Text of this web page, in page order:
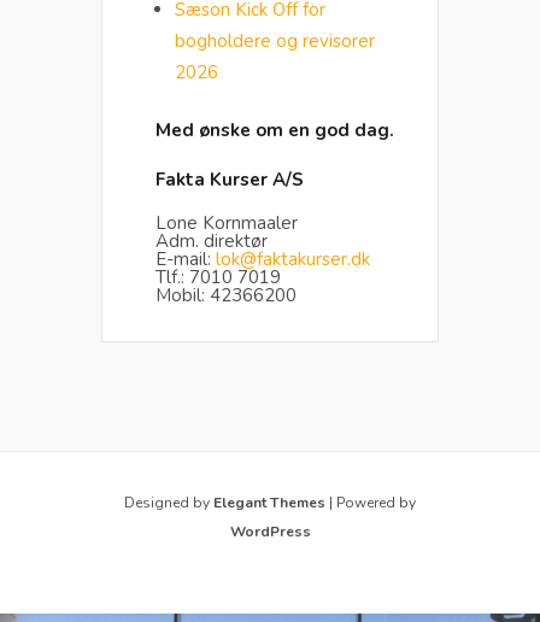
Sæson Kick Off for
bogholdere og revisorer
2026
Med ønske om en god dag.
Fakta Kurser A/S
Lone Kornmaaler
Adm. direktør
E-mail: lok@faktakurser.dk
Tlf.: 7010 7019
Mobil: 42366200
Designed by Elegant Themes | Powered by
WordPress